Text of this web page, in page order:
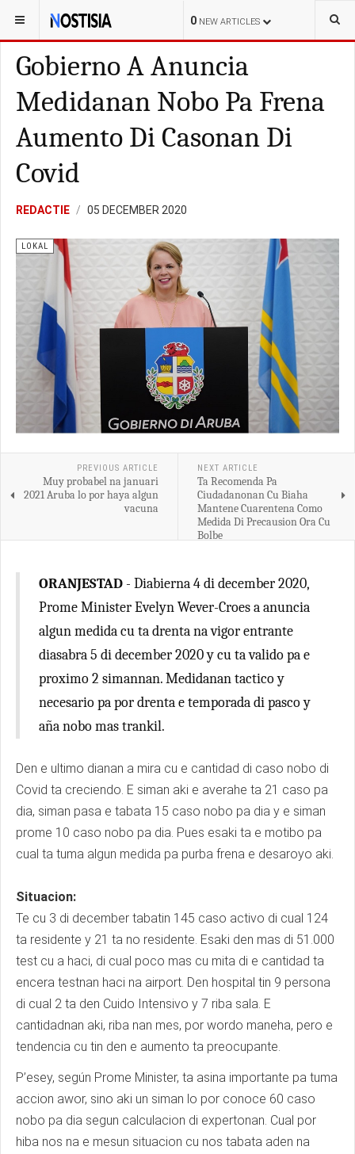
0 NEW ARTICLES
YOU ARE HERE: ARUBA POLITIEK
Gobierno A Anuncia
Medidanan Nobo Pa Frena
Aumento Di Casonan Di
Covid
REDACTIE 05 DECEMBER 2020
LOKAL
PREVIOUS ARTICLE
Muy probabel na januari
2021 Aruba lo por haya algun
vacuna
NEXT ARTICLE
Ta Recomenda Pa
Ciudadanonan Cu Biaha
Mantene Cuarentena Como
Medida Di Precausion Ora Cu
Bolbe
ORANJESTAD - Diabierna 4 di december 2020,
Prome Minister Evelyn Wever-Croes a anuncia
algun medida cu ta drenta na vigor entrante
diasabra 5 di december 2020 y cu ta valido pa e
proximo 2 simannan. Medidanan tactico y
necesario pa por drenta e temporada di pasco y
aña nobo mas trankil.
Den e ultimo dianan a mira cu e cantidad di caso nobo di
Covid ta creciendo. E siman aki e averahe ta 21 caso pa
dia, siman pasa e tabata 15 caso nobo pa dia y e siman
prome 10 caso nobo pa dia. Pues esaki ta e motibo pa
cual ta tuma algun medida pa purba frena e desaroyo aki.
Situacion:
Te cu 3 di december tabatin 145 caso activo di cual 124
ta residente y 21 ta no residente. Esaki den mas di 51.000
test cu a haci, di cual poco mas cu mita di e cantidad ta
encera testnan haci na airport. Den hospital tin 9 persona
di cual 2 ta den Cuido Intensivo y 7 riba sala. E
cantidadnan aki, riba nan mes, por wordo maneha, pero e
tendencia cu tin den e aumento ta preocupante.
P’esey, según Prome Minister, ta asina importante pa tuma
accion awor, sino aki un siman lo por conoce 60 caso
nobo pa dia segun calculacion di expertonan. Cual por
hiba nos na e mesun situacion cu nos tabata aden na